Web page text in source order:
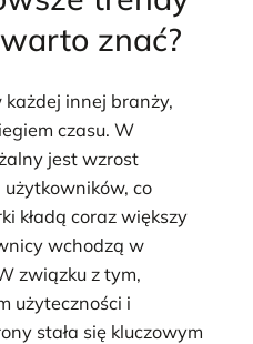
znać?
każdej innej branży,
czasu. W
jest wzrost
co
kładą coraz większy
wchodzą w
związku z tym,
użyteczności i
stała się kluczowym